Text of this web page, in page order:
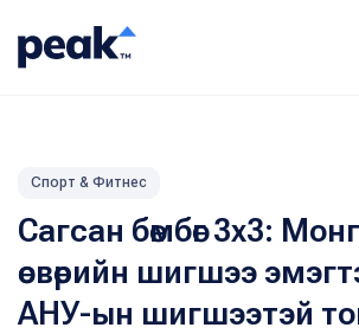
Спорт & Фитнес
Сагсан бөмбөг 3х3:
өсвөрийн шигшээ
АНУ-ын шигшээтэй